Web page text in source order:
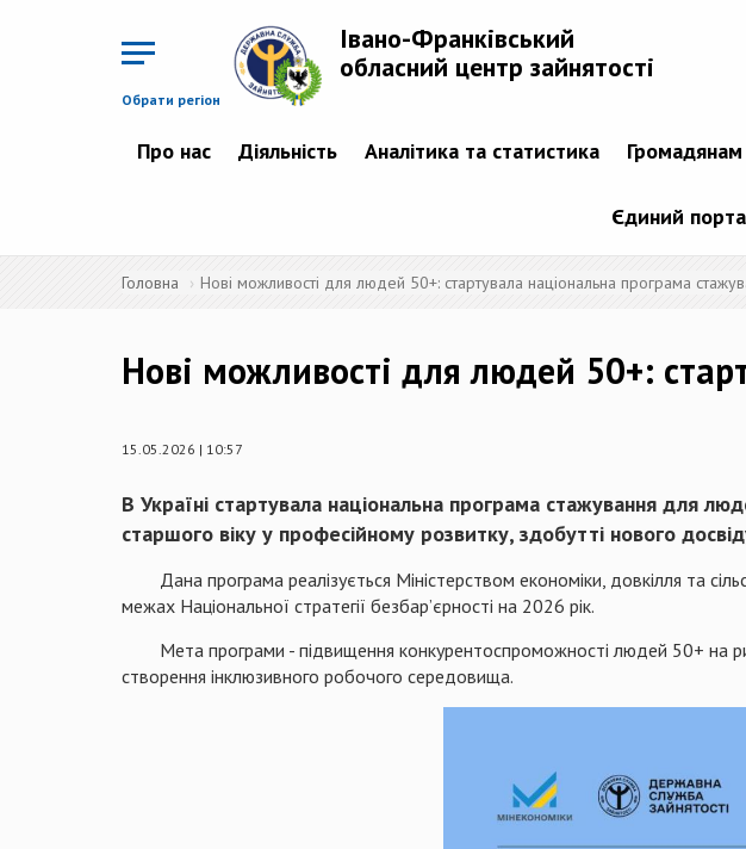
Обрати регіон
Івано-Франківський
обласний центр зайнятості
Про нас Діяльність Аналітика та статистика Громадянам
Єдиний
Головна Нові можливості для людей 50+: стартувала національна програма
Нові можливості для людей 50+:
15.05.2026 | 10:57
В Україні стартувала національна програма стажування для
старшого віку у професійному розвитку, здобутті нового
Дана програма реалізується Міністерством економіки, довкілля та
межах Національної стратегії безбар’єрності на 2026 рік.
Мета програми - підвищення конкурентоспроможності людей 50+ на
створення інклюзивного робочого середовища.